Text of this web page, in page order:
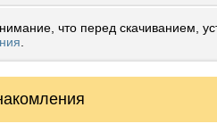
что перед скачиванием,
.